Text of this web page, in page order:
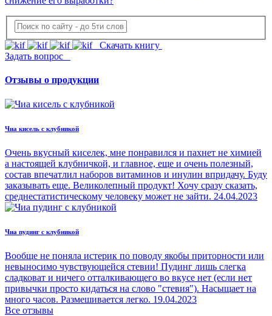
Скачать книгу
Задать вопрос
Отзывы о продукции
Чиа кисель с клубникой
Очень вкусный киселек, мне понравился и пахнет не химией
а настоящей клубничкой, и главное, еще и очень полезный,
состав впечатлил наборов витаминов и инулин впридачу. Буду
заказывать еще. Великолепный продукт! Хочу сразу сказать,
среднестатистическому человеку может не зайти. 24.04.2023
Чиа пудинг с клубникой
Вообще не поняла истерик по поводу якобы приторности или
невыносимо чувствующейся стевии! Пудинг лишь слегка
сладковат и ничего отталкивающего во вкусе нет (если нет
привычки просто кидаться на слово "стевия"). Насыщает на
много часов. Размешивается легко. 19.04.2023
Все отзывы